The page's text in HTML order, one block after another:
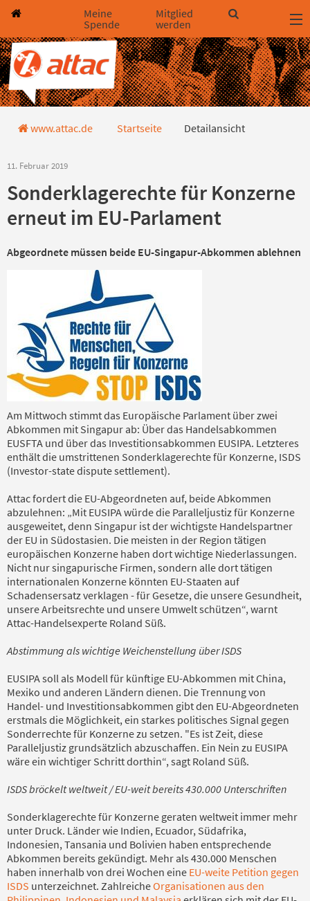
Direkt zum Hauptinhalt springen
Direkt zur Haupt-Navigation springen
Direkt zur Service-Navigation springen
Direkt zur Footer-Navigation springen
Direkt zum Footerinhalt springen
Meine
Spende
Mitglied
werden
Detailansicht
www.attac.de Startseite Detailansicht
11. Februar 2019
Sonderklagerechte für Konzerne
erneut im EU-Parlament
Abgeordnete müssen beide EU-Singapur-Abkommen ablehnen
Am Mittwoch stimmt das Europäische Parlament über zwei
Abkommen mit Singapur ab: Über das Handelsabkommen
EUSFTA und über das Investitionsabkommen EUSIPA. Letzteres
enthält die umstrittenen Sonderklagerechte für Konzerne, ISDS
(Investor-state dispute settlement).
Attac fordert die EU-Abgeordneten auf, beide Abkommen
abzulehnen: „Mit EUSIPA würde die Paralleljustiz für Konzerne
ausgeweitet, denn Singapur ist der wichtigste Handelspartner
der EU in Südostasien. Die meisten in der Region tätigen
europäischen Konzerne haben dort wichtige Niederlassungen.
Nicht nur singapurische Firmen, sondern alle dort tätigen
internationalen Konzerne könnten EU-Staaten auf
Schadensersatz verklagen - für Gesetze, die unsere Gesundheit,
unsere Arbeitsrechte und unsere Umwelt schützen“, warnt
Attac-Handelsexperte Roland Süß.
Abstimmung als wichtige Weichenstellung über ISDS
EUSIPA soll als Modell für künftige EU-Abkommen mit China,
Mexiko und anderen Ländern dienen. Die Trennung von
Handel- und Investitionsabkommen gibt den EU-Abgeordneten
erstmals die Möglichkeit, ein starkes politisches Signal gegen
Sonderrechte für Konzerne zu setzen. "Es ist Zeit, diese
Paralleljustiz grundsätzlich abzuschaffen. Ein Nein zu EUSIPA
wäre ein wichtiger Schritt dorthin“, sagt Roland Süß.
ISDS bröckelt weltweit / EU-weit bereits 430.000 Unterschriften
Sonderklagerechte für Konzerne geraten weltweit immer mehr
unter Druck. Länder wie Indien, Ecuador, Südafrika,
Indonesien, Tansania und Bolivien haben entsprechende
Abkommen bereits gekündigt. Mehr als 430.000 Menschen
haben innerhalb von drei Wochen eine EU-weite Petition gegen
ISDS unterzeichnet. ZahlreicheOrganisationen aus den